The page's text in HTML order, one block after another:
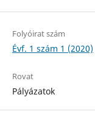
Folyóirat szám
Évf. 1 szám 1 (2020)
Rovat
Pályázatok